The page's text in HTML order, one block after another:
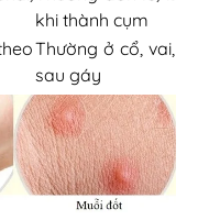
khi thành cụm
Thường ở cổ, vai,
sau gáy